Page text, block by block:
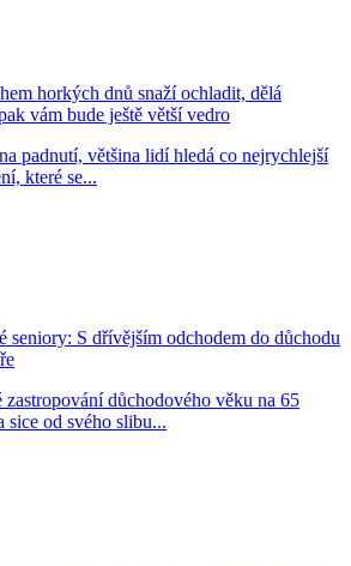
horkých dnů snaží ochladit, dělá
vám bude ještě větší vedro
padnutí, většina lidí hledá co nejrychlejší
které se...
seniory: S dřívějším odchodem do důchodu
důchodového věku na 65
sice od svého slibu...